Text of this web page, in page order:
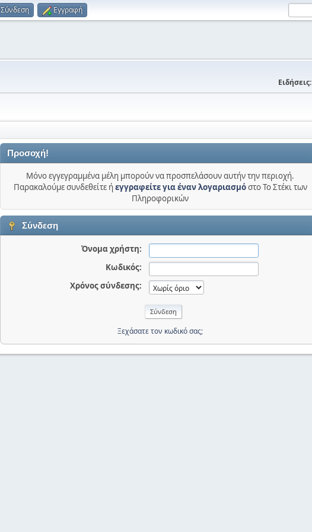
Σύνδεση Εγγραφή
Ειδήσεις:
Προσοχή!
Μόνο εγγεγραμμένα μέλη μπορούν να προσπελάσουν αυτήν την περιοχή.
Παρακαλούμε συνδεθείτε ήεγγραφείτε για έναν λογαριασμόστο Το Στέκι των
Πληροφορικών
Σύνδεση
Όνομα χρήστη:
Κωδικός:
Χρόνος σύνδεσης:
Ξεχάσατε τον κωδικό σας;